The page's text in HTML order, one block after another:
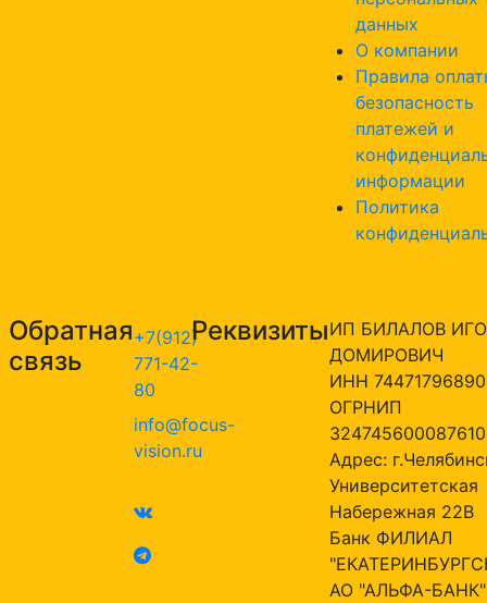
данных
О компании
Правила
безопасность
платежей и
информации
Политика
Обратная
связь
+7(912)
771-42-
80
info@focus-
vision.ru
РеквизитыИП БИЛАЛОВ
ДОМИРОВИЧ
ИНН
ОГРНИП
324745600087610
Адрес:
Университетская
Набережная 22В
Банк ФИЛИАЛ
АО "АЛЬФА-БАНК"